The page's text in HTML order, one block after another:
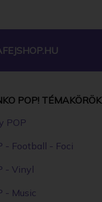
POP! TÉMAKÖRÖK
POP
- Football - Foci
- Vinyl
- Music